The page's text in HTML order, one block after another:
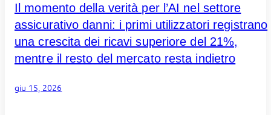
Il momento della verità per l’AI nel settore
assicurativo danni: i primi utilizzatori registrano
una crescita dei ricavi superiore del 21%,
mentre il resto del mercato resta indietro
giu 15, 2026